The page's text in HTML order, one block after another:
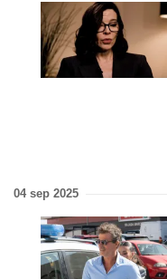
04 sep 2025